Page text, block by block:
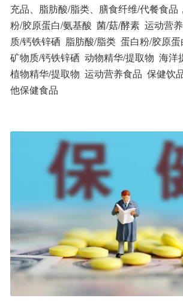
充品、脂肪酸/脂类、膳食纤维/代餐食品
粉/胶原蛋白/氨基酸  菌/菇/酵素  运动营
质/钙铁锌硒  脂肪酸/脂类  蛋白粉/胶原
矿物质/钙铁锌硒  动物精华/提取物  海洋
植物精华/提取物  运动营养食品  保健饮
他保健食品